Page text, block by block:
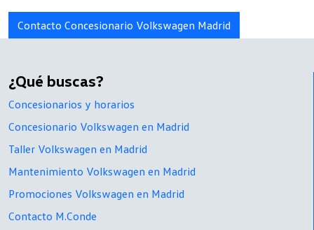
Contacto Concesionario Volkswagen Madrid
¿Qué buscas?
Concesionarios y horarios
Concesionario Volkswagen en Madrid
Taller Volkswagen en Madrid
Mantenimiento Volkswagen en Madrid
Promociones Volkswagen en Madrid
Contacto M.Conde